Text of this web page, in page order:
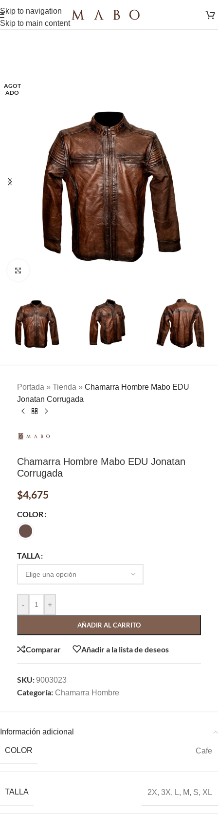
Skip to navigation
Skip to main content
AGOT
ADO
Portada » Tienda » Chamarra Hombre Mabo EDU
Jonatan Corrugada
Chamarra Hombre Mabo EDU Jonatan
Corrugada
$4,675
COLOR
TALLA
- +
AÑADIR AL CARRITO
Comparar Añadir a la lista de deseos
SKU:9003023
Categoría: Chamarra Hombre
Información adicional
COLOR Cafe
TALLA 2X, 3X, L, M, S, XL